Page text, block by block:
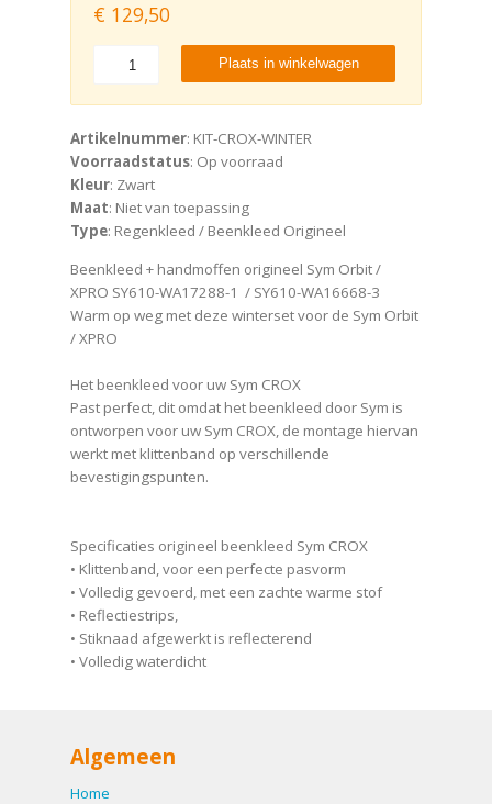
€ 129,50
Plaats in winkelwagen
Artikelnummer: KIT-CROX-WINTER
Voorraadstatus: Op voorraad
Kleur: Zwart
Maat: Niet van toepassing
Type: Regenkleed / Beenkleed Origineel
Beenkleed + handmoffen origineel Sym Orbit /
XPRO SY610-WA17288-1 / SY610-WA16668-3
Warm op weg met deze winterset voor de Sym Orbit
/ XPRO
Het beenkleed voor uw Sym CROX
Past perfect, dit omdat het beenkleed door Sym is
ontworpen voor uw Sym CROX, de montage hiervan
werkt met klittenband op verschillende
bevestigingspunten.
Specificaties origineel beenkleed Sym CROX
• Klittenband, voor een perfecte pasvorm
• Volledig gevoerd, met een zachte warme stof
• Reflectiestrips,
• Stiknaad afgewerkt is reflecterend
• Volledig waterdicht
Algemeen
Home